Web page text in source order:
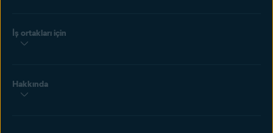
İş ortakları için
Hakkında